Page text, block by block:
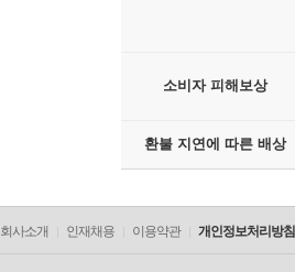
소비자 피해보상
환불 지연에 따른 배상
회사소개 인재채용 이용약관 개인정보처리방침